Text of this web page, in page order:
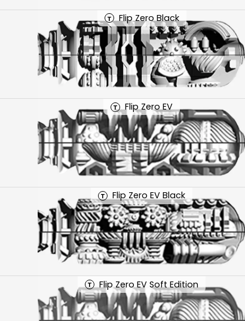
T Flip Zero Black
T Flip Zero EV
T Flip Zero EV Black
T Flip Zero EV Soft Edition